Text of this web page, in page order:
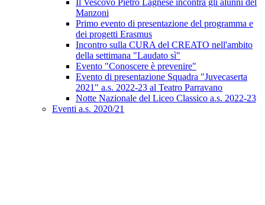
Il Vescovo Pietro Lagnese incontra gli alunni del
Manzoni
Primo evento di presentazione del programma e
dei progetti Erasmus
Incontro sulla CURA del CREATO nell'ambito
della settimana "Laudato sì"
Evento "Conoscere è prevenire"
Evento di presentazione Squadra "Juvecaserta
2021" a.s. 2022-23 al Teatro Parravano
Notte Nazionale del Liceo Classico a.s. 2022-23
Eventi a.s. 2020/21